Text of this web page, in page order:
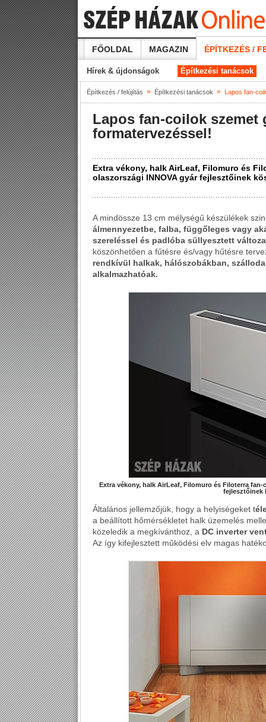
FŐOLDAL MAGAZIN ÉPÍTKEZÉS /
Hírek & újdonságok Építkezési tanácsok
Építkezés / felújítás » Építkezési tanácsok » Lapos fan-
Lapos fan-coilok szemet
formatervezéssel!
Extra vékony, halk AirLeaf, Filomuro és
olaszországi INNOVA gyár fejlesztőinek
A mindössze 13 cm mélységű készülékek
álmennyezetbe, falba, függőleges vagy
szereléssel és padlóba süllyesztett
köszönhetően a fűtésre és/vagy hűtésre
rendkívül halkak, hálószobákban,
alkalmazhatóak.
Extra vékony, halk AirLeaf, Filomuro és Filoterra
fejlesztőinek
Általános jellemzőjük, hogy a helyiségeket t
a beállított hőmérsékletet halk üzemelés
közeledik a megkívánthoz, a DC inverter
Az így kifejlesztett működési elv magas